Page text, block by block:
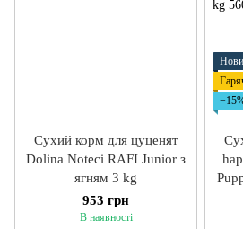
Сухий корм для цуценят
Dolina Noteci RAFI Junior з
ягням 3 kg
953 грн
В наявності